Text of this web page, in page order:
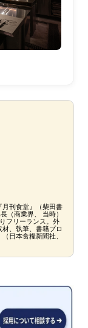
刊食堂』（柴田書
（商業界、 当時）
フリーランス。外
、執筆、書籍プロ
日本食糧新聞社、